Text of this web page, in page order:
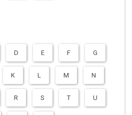
D E F G
K L M N
R S T U